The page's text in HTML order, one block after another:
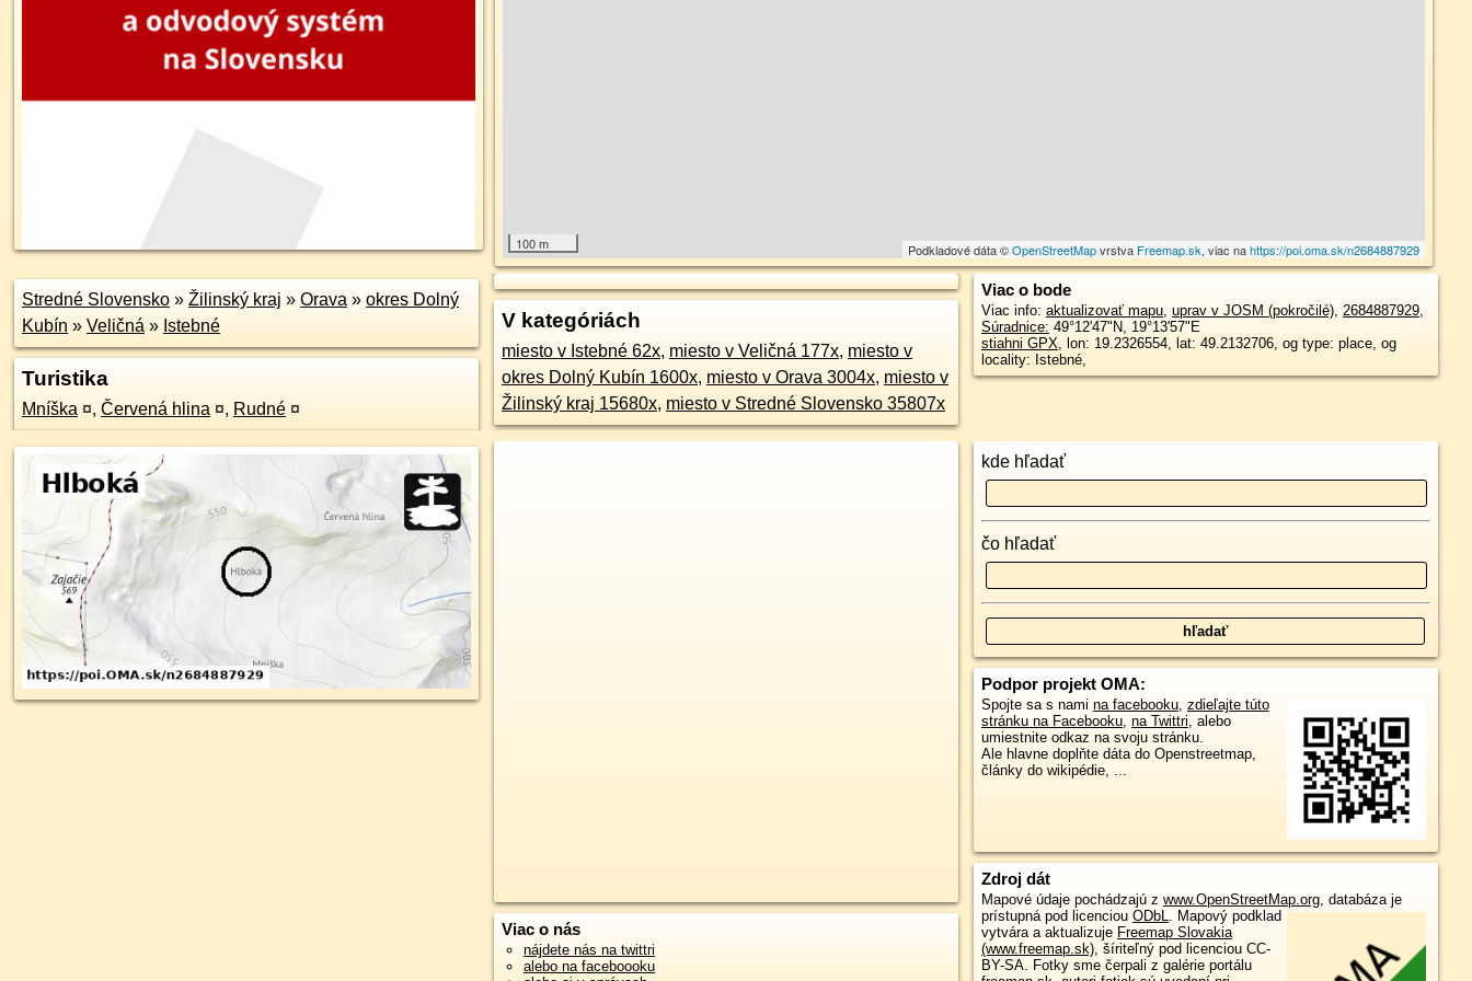
100 m Podkladové dáta ©OpenStreetMapvrstva Freemap.sk, viac nahttps://poi.oma.sk/n2684887929
Stredné Slovensko » Žilinský kraj » Orava » okres Dolný
Kubín » Veličná » Istebné
Turistika
Mníška ¤, Červená hlina ¤, Rudné ¤
V kategóriách
miesto v Istebné 62x, miesto v Veličná 177x, miesto v
okres Dolný Kubín 1600x, miesto v Orava 3004x, miesto v
Žilinský kraj 15680x, miesto v Stredné Slovensko 35807x
Viac o bode
Viac info: aktualizovať mapu, uprav v JOSM (pokročilé), 2684887929,
Súradnice: 49°12'47"N, 19°13'57"E
stiahni GPX, lon: 19.2326554, lat: 49.2132706, og type: place, og
locality: Istebné,
Viac o nás
nájdete nás na twittri
alebo na faceboooku
kde hľadať
čo hľadať
Podpor projekt OMA:
Spojte sa s nami na facebooku, zdieľajte túto
stránku na Facebooku, na Twittri, alebo
umiestnite odkaz na svoju stránku.
Ale hlavne doplňte dáta do Openstreetmap,
články do wikipédie, ...
Zdroj dát
Mapové údaje pochádzajú z www.OpenStreetMap.org, databáza je
prístupná pod licenciou ODbL. Mapový podklad
vytvára a aktualizuje Freemap Slovakia
(www.freemap.sk), šíriteľný pod licenciou CC-
BY-SA. Fotky sme čerpali z galérie portálu